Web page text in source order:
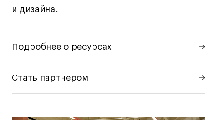
и дизайна.
Подробнее о ресурсах
Стать партнёром